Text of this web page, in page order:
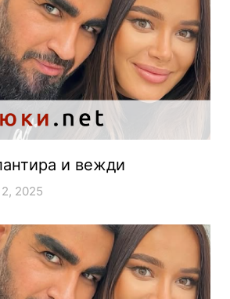
и вежди
2025